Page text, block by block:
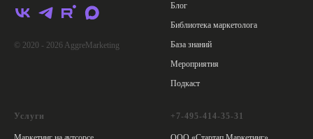
© 2020 - 2026 AggreMarketing
Блог
Библиотека маркетолога
База знаний
Мероприятия
Подкаст
Услуги +7-495-414-35-31